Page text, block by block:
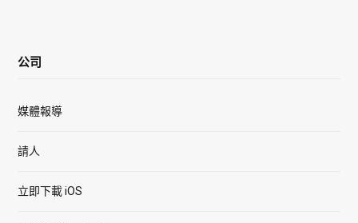
公司
媒體報導
請人
立即下載 iOS